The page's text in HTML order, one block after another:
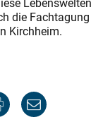
die Fachtagung
Kirchheim.